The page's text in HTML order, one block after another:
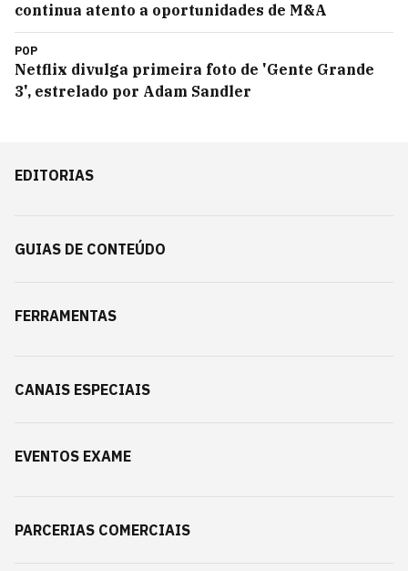
continua atento a oportunidades de M&A
POP
Netflix divulga primeira foto de 'Gente Grande
3', estrelado por Adam Sandler
EDITORIAS
GUIAS DE CONTEÚDO
FERRAMENTAS
CANAIS ESPECIAIS
EVENTOS EXAME
PARCERIAS COMERCIAIS